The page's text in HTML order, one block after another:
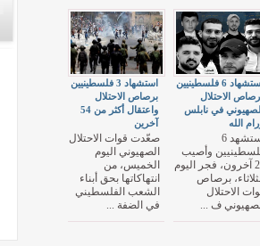
استشهاد 3 فلسطينيين
برصاص الاحتلال
واعتقال أكثر من 54
آخرين
صعّدت قوات الاحتلال
الصهيوني اليوم
الخميس، من
انتهاكاتها بحق أبناء
الشعب الفلسطيني
في الضفة ...
استشهاد 6 فلسطينيين
الاحتلال
في نابلس
الله
استشهد 6
وأصيب
20 آخرون، فجر اليوم
برصاص
الاحتلال
ف ...